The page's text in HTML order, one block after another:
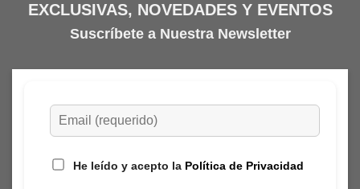
EXCLUSIVAS, NOVEDADES Y EVENTOS
Suscríbete a Nuestra Newsletter
He leído y acepto la Política de Privacidad